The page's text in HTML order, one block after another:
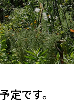
定です。